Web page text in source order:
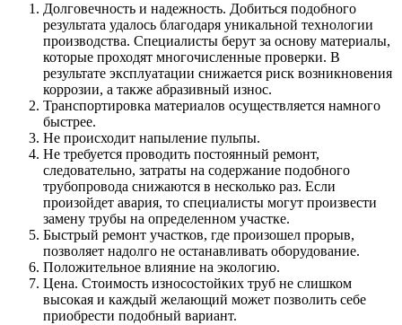
Долговечность и надежность. Добиться подобного
результата удалось благодаря уникальной технологии
производства. Специалисты берут за основу материалы,
которые проходят многочисленные проверки. В
результате эксплуатации снижается риск возникновения
коррозии, а также абразивный износ.
Транспортировка материалов осуществляется намного
быстрее.
Не происходит напыление пульпы.
Не требуется проводить постоянный ремонт,
следовательно, затраты на содержание подобного
трубопровода снижаются в несколько раз. Если
произойдет авария, то специалисты могут произвести
замену трубы на определенном участке.
Быстрый ремонт участков, где произошел прорыв,
позволяет надолго не останавливать оборудование.
Положительное влияние на экологию.
Цена. Стоимость износостойких труб не слишком
высокая и каждый желающий может позволить себе
приобрести подобный вариант.